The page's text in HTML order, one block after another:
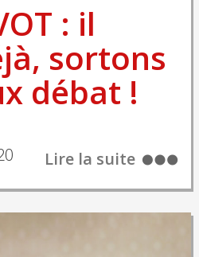
: il
sortons
débat !
Lire la suite